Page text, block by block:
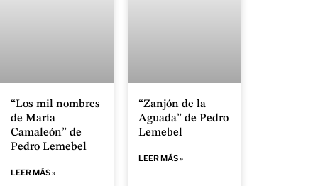
“Los mil nombres
de María
Camaleón” de
Pedro Lemebel
LEER MÁS »
“Zanjón de la
Aguada” de Pedro
Lemebel
LEER MÁS »